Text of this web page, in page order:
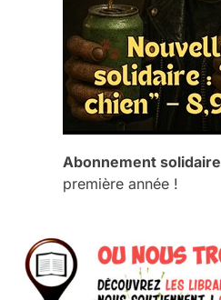
Abonnement solidaire
première année !